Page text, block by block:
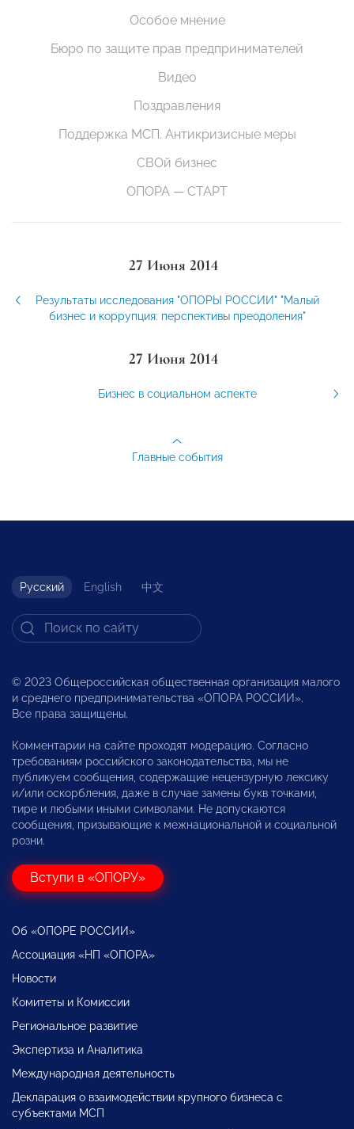
Особое мнение
Бюро по защите прав предпринимателей
Видео
Поздравления
Поддержка МСП. Антикризисные меры
СВОй бизнес
ОПОРА — СТАРТ
27 Июня 2014
Результаты исследования "ОПОРЫ РОССИИ" "Малый
бизнес и коррупция: перспективы преодоления"
27 Июня 2014
Бизнес в социальном аспекте
Главные события
Русский English 中文
© 2023 Общероссийская общественная организация малого
и среднего предпринимательства «ОПОРА РОССИИ».
Все права защищены.
Комментарии на сайте проходят модерацию. Согласно
требованиям российского законодательства, мы не
публикуем сообщения, содержащие нецензурную лексику
и/или оскорбления, даже в случае замены букв точками,
тире и любыми иными символами. Не допускаются
сообщения, призывающие к межнациональной и социальной
розни.
Вступи в «ОПОРУ»
Об «ОПОРЕ РОССИИ»
Ассоциация «НП «ОПОРА»
Новости
Комитеты и Комиссии
Региональное развитие
Экспертиза и Аналитика
Международная деятельность
Декларация о взаимодействии крупного бизнеса с
субъектами МСП